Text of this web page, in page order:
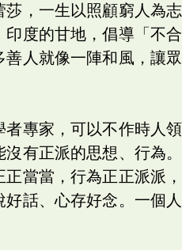
，一生以照顧窮人為
度的甘地，倡導「不
人就像一陣和風，讓
專家，可以不作時人
有正派的思想、行為
當當，行為正正派派
話、心存好念。一個